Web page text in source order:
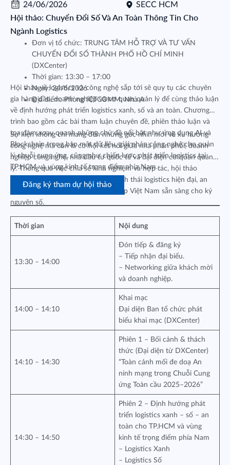
24/06/2026 SECC HCM
Hội thảo: Chuyển Đổi Số Và An Toàn Thông Tin Cho
Ngành Logistics
Đơn vị tổ chức: TRUNG TÂM HỖ TRỢ VÀ TƯ VẤN
CHUYỂN ĐỔI SỐ THÀNH PHỐ HỒ CHÍ MINH
(DXCenter)
Thời gian: 13:30 – 17:00
Ngày: 24/6/2026
Địa điểm: Phòng ICTCOMM, Nhà A
Hội thảo về logistics và công nghệ sắp tới sẽ quy tụ các chuyên
gia hàng đầu, doanh nghiệp và cơ quan quản lý để cùng thảo luận
về định hướng phát triển logistics xanh, số và an toàn. Chương
trình bao gồm các bài tham luận chuyên đề, phiên thảo luận và
tọa đàm xoay quanh những chủ đề nổi bật như ứng dụng AI và
Blockchain trong bảo mật dữ liệu, giải pháp công nghệ cho quản
lý chuỗi cung ứng, cũng như chiến lược phát triển logistics tại
TP.HCM và vùng kinh tế trọng điểm phía Nam.
Sự kiện không chỉ mang đến những góc nhìn mới về xu hướng
công nghệ mà còn là cơ hội kết nối giữa nhà phân phối, doanh
nghiệp công nghệ, nhà đầu tư quốc tế và đại diện cơ quan quản
lý. Thông qua việc chia sẻ kinh nghiệm và hợp tác, hội thảo
hướng tới mục tiêu xây dựng hệ sinh thái logistics hiện đại, an
toàn và bền vững, giúp doanh nghiệp Việt Nam sẵn sàng cho kỷ
nguyên số.
Đăng ký tham dự hội thảo
Thời gian Nội dung
13:30 – 14:00
Đón tiếp & đăng ký
– Tiếp nhận đại biểu.
– Networking giữa khách mời
và doanh nghiệp.
14:00 – 14:10
Khai mạc
Đại diện Ban tổ chức phát
biểu khai mạc (DXCenter)
14:10 – 14:30
Phiên 1 – Bối cảnh & thách
thức (Đại diện từ DXCenter)
“Toàn cảnh mối đe doạ An
ninh mạng trong Chuỗi Cung
ứng Toàn cầu 2025–2026”
14:30 – 14:50
Phiên 2 – Định hướng phát
triển logistics xanh – số – an
toàn cho TP.HCM và vùng
kinh tế trọng điểm phía Nam
– Logistics Xanh
– Logistics Số